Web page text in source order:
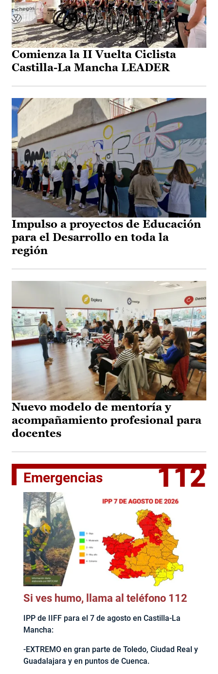
Comienza la II Vuelta Ciclista
Castilla-La Mancha LEADER
Impulso a proyectos de Educación
para el Desarrollo en toda la
región
Nuevo modelo de mentoría y
acompañamiento profesional para
docentes
Emergencias 112
Si ves humo, llama al teléfono 112
IPP de IIFF para el 7 de agosto en Castilla-La
Mancha:
-EXTREMO en gran parte de Toledo, Ciudad Real y
Guadalajara y en puntos de Cuenca.